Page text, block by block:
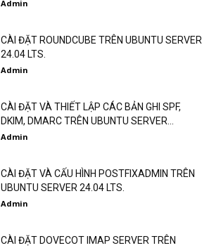
Admin
CÀI ĐẶT ROUNDCUBE TRÊN UBUNTU SERVER
24.04 LTS.
Admin
CÀI ĐẶT VÀ THIẾT LẬP CÁC BẢN GHI SPF,
DKIM, DMARC TRÊN UBUNTU SERVER...
Admin
CÀI ĐẶT VÀ CẤU HÌNH POSTFIXADMIN TRÊN
UBUNTU SERVER 24.04 LTS.
Admin
CÀI ĐẶT DOVECOT IMAP SERVER TRÊN